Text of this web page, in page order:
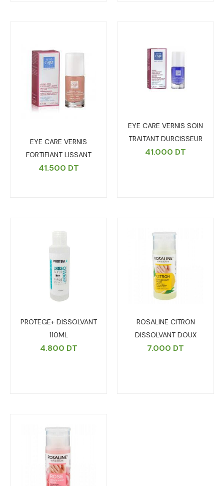
EYE CARE VERNIS
FORTIFIANT LISSANT
41.500 DT
EYE CARE VERNIS SOIN
TRAITANT DURCISSEUR
41.000 DT
PROTEGE+ DISSOLVANT
110ML
4.800 DT
ROSALINE CITRON
DISSOLVANT DOUX
7.000 DT